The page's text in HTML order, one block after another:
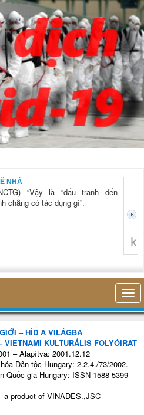
NHÀ
“Vậy là “đấu tranh đến
chẳng có tác dụng gì”.
– HÍD A VILÁGBA
KULTURÁLIS FOLYÓIRAT
– Alapítva: 2001.12.12
Dân tộc Hungary: 2.2.4./73/2002.
Quốc gia Hungary: ISSN 1588-5399
- a product of VINADES.,JSC